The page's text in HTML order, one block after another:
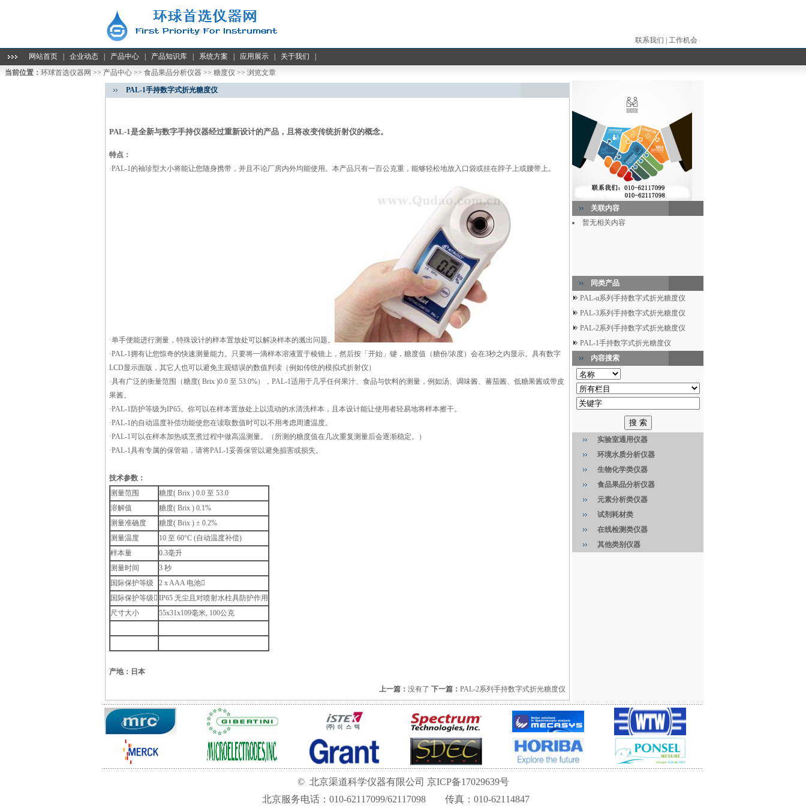
联系我们
工作机会
网站首页
企业动态 产品中心 产品知识库 系统方案 应用展示 关于我们
当前位置： 环球首选仪器网 >> 产品中心 >> 食品果品分析仪器 >> 糖度仪 >> 浏览文章
PAL-1手持数字式折光糖度仪
PAL-1是全新与数字手持仪器经过重新设计的产品，且将改变传统折射仪的概念。
特点：
·PAL-1的袖珍型大小将能让您随身携带，并且不论厂房内外均能使用。本产品只有一百公克重，能够轻松地放入口袋或挂在脖子上或腰带上。
·单手便能进行测量，特殊设计的样本置放处可以解决样本的溅出问题。
·PAL-1拥有让您惊奇的快速测量能力。只要将一滴样本溶液置于棱镜上，然后按「开始」键，糖度值（糖份/浓度）会在3秒之内显示。具有数字
LCD显示面版，其它人也可以避免主观错误的数值判读（例如传统的模拟式折射仪）
·具有广泛的衡量范围（糖度( Brix )0.0 至 53.0%），PAL-1适用于几乎任何果汁、食品与饮料的测量，例如汤、调味酱、蕃茄酱、低糖果酱或带皮
果酱。
·PAL-1防护等级为IP65。你可以在样本置放处上以流动的水清洗样本，且本设计能让使用者轻易地将样本擦干。
·PAL-1的自动温度补偿功能使您在读取数值时可以不用考虑周遭温度。
·PAL-1可以在样本加热或烹煮过程中做高温测量。（所测的糖度值在几次重复测量后会逐渐稳定。）
·PAL-1具有专属的保管箱，请将PAL-1妥善保管以避免损害或损失。
技术参数：
测量范围
糖度( Brix ) 0.0 至 53.0
溶解值
糖度( Brix ) 0.1%
测量准确度
糖度( Brix ) ± 0.2%
测量温度
10 至 60°C (自动温度补偿)
样本量
0.3毫升
测量时间
3 秒
国际保护等级
2 x AAA 电池
国际保护等级 IP65 无尘且对喷射水柱具防护作用
尺寸大小
55x31x109毫米, 100公克
产地：日本
上一篇： 没有了 下一篇： PAL-2系列手持数字式折光糖度仪
关联内容
暂无相关内容
同类产品
PAL-α系列手持数字式折光糖度仪
PAL-3系列手持数字式折光糖度仪
PAL-2系列手持数字式折光糖度仪
PAL-1手持数字式折光糖度仪
内容搜索
实验室通用仪器
环境水质分析仪器
生物化学类仪器
食品果品分析仪器
元素分析类仪器
试剂耗材类
在线检测类仪器
其他类别仪器
© 北京渠道科学仪器有限公司 京ICP备17029639号
北京服务电话：010-62117099/62117098 传真： 010-62114847